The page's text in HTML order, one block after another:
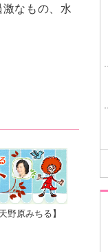
なもの、水
野原みちる】